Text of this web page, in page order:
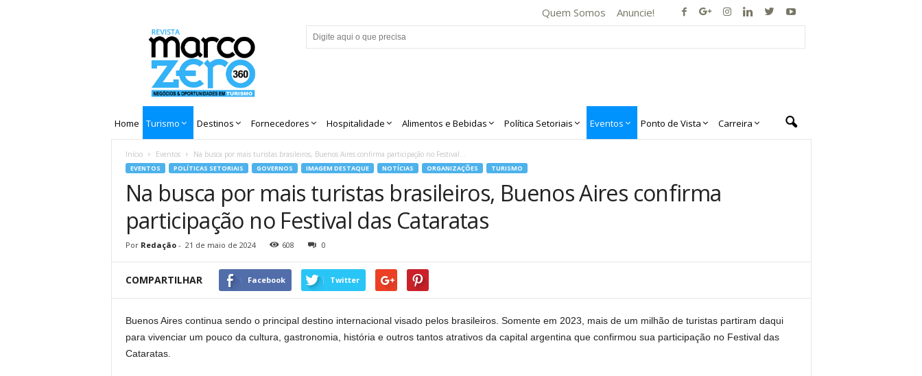
Quem Somos Anuncie!
Home Turismo Destinos Fornecedores Hospitalidade Alimentos e Bebidas Política Setoriais Eventos Ponto de Vista Carreira
Início Eventos Na busca por mais turistas brasileiros, Buenos Aires confirma participação no Festival...
EVENTOS POLÍTICAS SETORIAIS GOVERNOS IMAGEM DESTAQUE NOTÍCIAS ORGANIZAÇÕES TURISMO
Na busca por mais turistas brasileiros, Buenos Aires confirma
participação no Festival das Cataratas
Por Redação- 21 de maio de 2024 608 0
COMPARTILHAR Facebook Twitter
Buenos Aires continua sendo o principal destino internacional visado pelos brasileiros. Somente em 2023, mais de um milhão de turistas partiram daqui
para vivenciar um pouco da cultura, gastronomia, história e outros tantos atrativos da capital argentina que confirmou sua participação no Festival das
Cataratas.